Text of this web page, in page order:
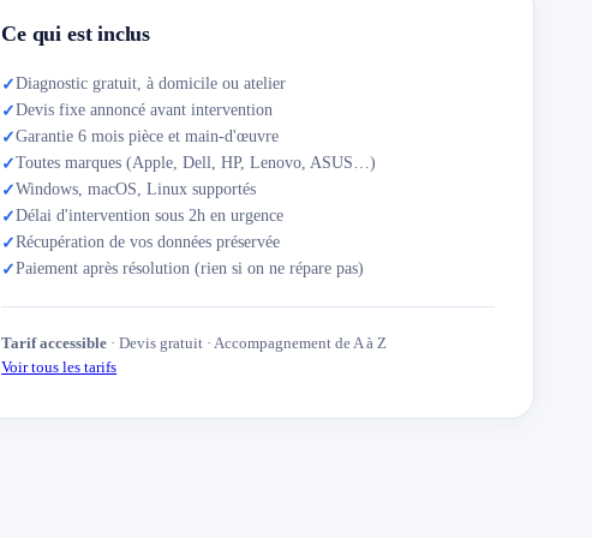
Ce qui est inclus
✓Diagnostic gratuit, à domicile ou atelier
✓Devis fixe annoncé avant intervention
✓Garantie 6 mois pièce et main-d'œuvre
✓Toutes marques (Apple, Dell, HP, Lenovo, ASUS…)
✓Windows, macOS, Linux supportés
✓Délai d'intervention sous 2h en urgence
✓Récupération de vos données préservée
✓Paiement après résolution (rien si on ne répare pas)
Tarif accessible · Devis gratuit · Accompagnement de A à Z
Voir tous les tarifs